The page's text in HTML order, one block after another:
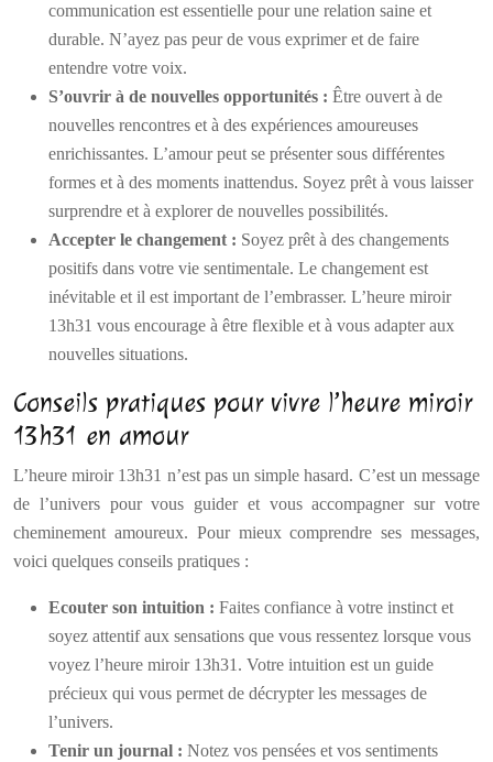
communication est essentielle pour une relation saine et
durable. N’ayez pas peur de vous exprimer et de faire
entendre votre voix.
S’ouvrir à de nouvelles opportunités : Être ouvert à de
nouvelles rencontres et à des expériences amoureuses
enrichissantes. L’amour peut se présenter sous différentes
formes et à des moments inattendus. Soyez prêt à vous laisser
surprendre et à explorer de nouvelles possibilités.
Accepter le changement : Soyez prêt à des changements
positifs dans votre vie sentimentale. Le changement est
inévitable et il est important de l’embrasser. L’heure miroir
13h31 vous encourage à être flexible et à vous adapter aux
nouvelles situations.
Conseils pratiques pour vivre l’heure miroir
13h31 en amour
L’heure miroir 13h31 n’est pas un simple hasard. C’est un message
de l’univers pour vous guider et vous accompagner sur votre
cheminement amoureux. Pour mieux comprendre ses messages,
voici quelques conseils pratiques :
Ecouter son intuition : Faites confiance à votre instinct et
soyez attentif aux sensations que vous ressentez lorsque vous
voyez l’heure miroir 13h31. Votre intuition est un guide
précieux qui vous permet de décrypter les messages de
l’univers.
Tenir un journal : Notez vos pensées et vos sentiments